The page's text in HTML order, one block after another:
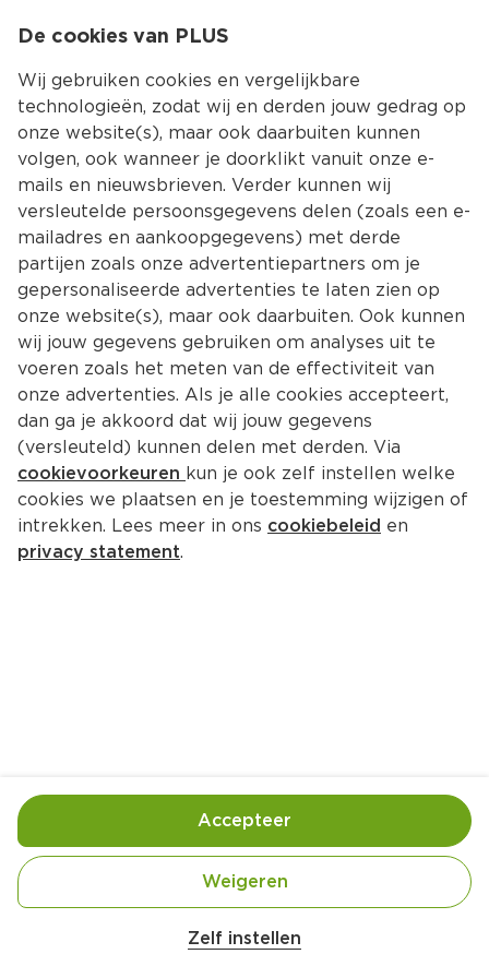
Kies jouw
Terug Producten
PLUS Korenlanders Desem
Meergranen Boekweit
Handige informatie over dit product
Nutri-Score B
De cookies van PLUS
Wij gebruiken cookies en vergelijkbare
technologieën, zodat wij en derden jouw gedrag op
onze website(s), maar ook daarbuiten kunnen
volgen, ook wanneer je doorklikt vanuit onze e-
mails en nieuwsbrieven. Verder kunnen wij
versleutelde persoonsgegevens delen (zoals een e-
mailadres en aankoopgegevens) met derde
partijen zoals onze advertentiepartners om je
gepersonaliseerde advertenties te laten zien op
onze website(s), maar ook daarbuiten. Ook kunnen
wij jouw gegevens gebruiken om analyses uit te
voeren zoals het meten van de effectiviteit van
onze advertenties. Als je alle cookies accepteert,
dan ga je akkoord dat wij jouw gegevens
(versleuteld) kunnen delen met derden. Via
cookievoorkeuren kun je ook zelf instellen welke
cookies we plaatsen en je toestemming wijzigen of
intrekken. Lees meer in ons cookiebeleid en
privacy statement.
Zelf instellen
Weigeren
Accepteer